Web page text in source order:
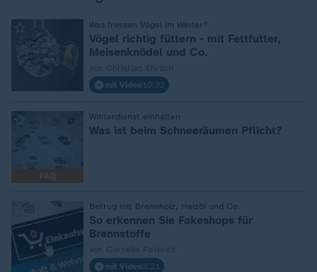
Was fressen Vögel im Winter?
Vögel richtig füttern - mit Fettfutter,
Meisenknödel und Co.
mit Video 10:32
FAQ
Winterdienst einhalten
Was ist beim Schneeräumen Pflicht?
Betrug mit Brennholz, Heizöl und Co.
So erkennen Sie Fakeshops für
Brennstoffe
mit Video3:21